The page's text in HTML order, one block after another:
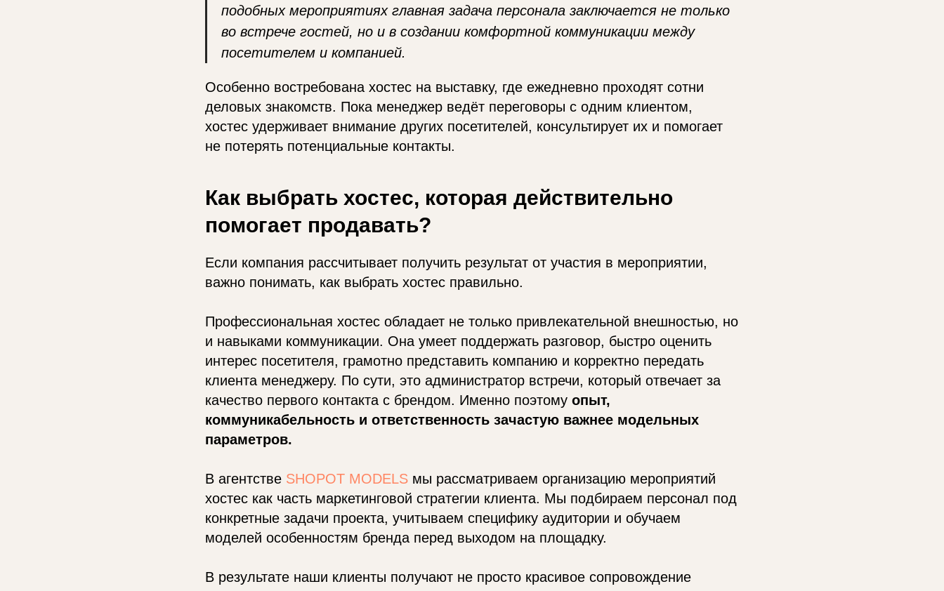
подобных мероприятиях главная задача персонала заключается не только
во встрече гостей, но и в создании комфортной коммуникации между
посетителем и компанией.
Особенно востребована хостес на выставку, где ежедневно проходят сотни
деловых знакомств. Пока менеджер ведёт переговоры с одним клиентом,
хостес удерживает внимание других посетителей, консультирует их и помогает
не потерять потенциальные контакты.
Как выбрать хостес, которая действительно
помогает продавать?
Если компания рассчитывает получить результат от участия в мероприятии,
важно понимать, как выбрать хостес правильно.
Профессиональная хостес обладает не только привлекательной внешностью, но
и навыками коммуникации. Она умеет поддержать разговор, быстро оценить
интерес посетителя, грамотно представить компанию и корректно передать
клиента менеджеру. По сути, это администратор встречи, который отвечает за
качество первого контакта с брендом. Именно поэтому опыт,
коммуникабельность и ответственность зачастую важнее модельных
параметров.
В агентстве SHOPOT MODELS мы рассматриваем организацию мероприятий
хостес как часть маркетинговой стратегии клиента. Мы подбираем персонал под
конкретные задачи проекта, учитываем специфику аудитории и обучаем
моделей особенностям бренда перед выходом на площадку.
В результате наши клиенты получают не просто красивое сопровождение